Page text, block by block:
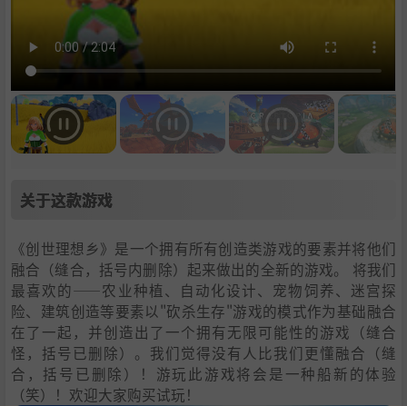
关于这款游戏
《创世理想乡》是一个拥有所有创造类游戏的要素并将他们
融合（缝合，括号内删除）起来做出的全新的游戏。 将我们
最喜欢的——农业种植、自动化设计、宠物饲养、迷宫探
险、建筑创造等要素以"砍杀生存"游戏的模式作为基础融合
在了一起，并创造出了一个拥有无限可能性的游戏（缝合
怪，括号已删除）。我们觉得没有人比我们更懂融合（缝
合，括号已删除）！游玩此游戏将会是一种船新的体验
（笑）！欢迎大家购买试玩！